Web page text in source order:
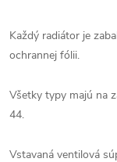
Každý radiátor je
ochrannej fólii.
Všetky typy majú na
44.
Vstavaná ventilová